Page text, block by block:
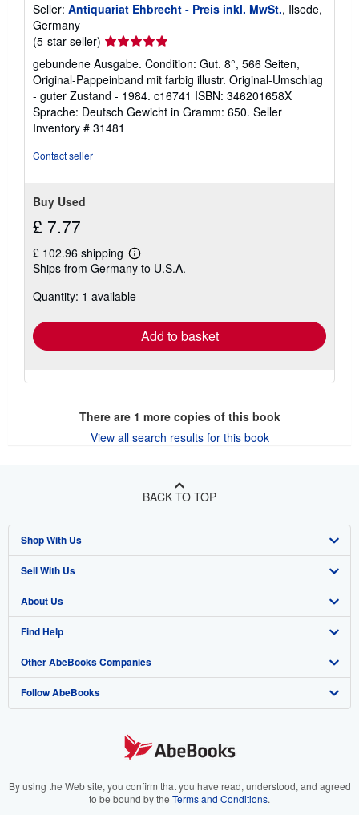
Seller: Antiquariat Ehbrecht - Preis inkl. MwSt., Ilsede,
Germany
(5-star seller) Seller
rating
5
out
of
5
stars
gebundene Ausgabe. Condition: Gut. 8°, 566 Seiten,
Original-Pappeinband mit farbig illustr. Original-Umschlag
- guter Zustand - 1984. c16741 ISBN: 346201658X
Sprache: Deutsch Gewicht in Gramm: 650. Seller
Inventory # 31481
Contact seller
Buy Used
£ 7.77
£ 102.96 shipping
Learn
more
shipping
Ships from Germany to U.S.A.
Quantity: 1 available
Add to basket
There are 1 more copies of this book
View all search results for this book
BACK TO TOP
Shop With Us
Advanced Search
Browse Collections
My Account
My Orders
View Basket
Sell With Us
Start Selling
Join Our Affiliate Programme
Book Buyback
Refer a seller
About Us
About AbeBooks
Media
Careers
Cookies Notice
Find Help
Help
Customer Service
Other AbeBooks Companies
AbeBooks.com
AbeBooks.it
Follow AbeBooks
By using the Web site, you confirm that you have read, understood, and agreed
to be bound by the Terms and Conditions.